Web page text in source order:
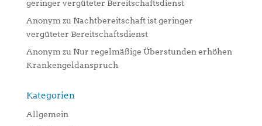
geringer vergüteter Bereitschaftsdienst
Anonym zu Nachtbereitschaft ist geringer
vergüteter Bereitschaftsdienst
Anonym zu Nur regelmäßige Überstunden erhöhen
Krankengeldanspruch
Kategorien
Allgemein